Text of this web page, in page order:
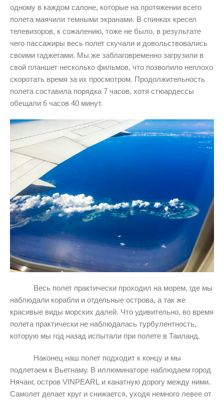
одному в каждом салоне, которые на протяжении всего
полета маячили темными экранами. В спинках кресел
телевизоров, к сожалению, тоже не было, в результате
чего пассажиры весь полет скучали и довольствовались
своими гаджетами. Мы же заблаговременно загрузили в
свой планшет несколько фильмов, что позволило неплохо
скоротать время за их просмотром. Продолжительность
полета составила порядка 7 часов, хотя стюардессы
обещали 6 часов 40 минут.
Весь полет практически проходил на морем, где мы
наблюдали корабли и отдельные острова, а так же
красивые виды морских далей. Что удивительно, во время
полета практически не наблюдалась турбулентность,
которую мы год назад испытали при полете в Таиланд.
Наконец наш полет подходит к концу и мы
подлетаем к Вьетнаму. В иллюминаторе наблюдаем город
Нячанг, остров VINPEARL и канатную дорогу между ними.
Самолет делает круг и снижается, уходя немного левее от